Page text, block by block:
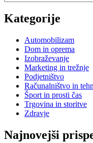
Kategorije
Automobilizam
Dom in oprema
Izobraževanje
Marketing in trežnje
Podjetništvo
Računalništvo in
Šport in prosti čas
Trgovina in storitve
Zdravje
Najnovejši